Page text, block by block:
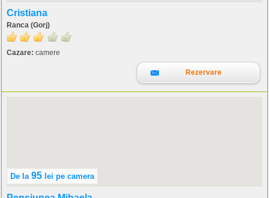
Cristiana
Ranca (Gorj)
Cazare: camere
Rezervare
De la 95 lei pe camera